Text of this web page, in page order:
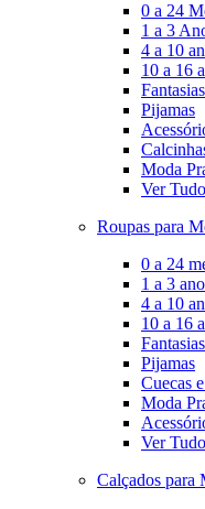
0 a 24
1 a 3
4 a 10
10 a 16
Fantasias
Pijamas
Moda
Ver Tudo
Roupas para
0 a 24
1 a 3
4 a 10
10 a 16
Fantasias
Pijamas
Cuecas
Moda
Ver Tudo
Calçados para